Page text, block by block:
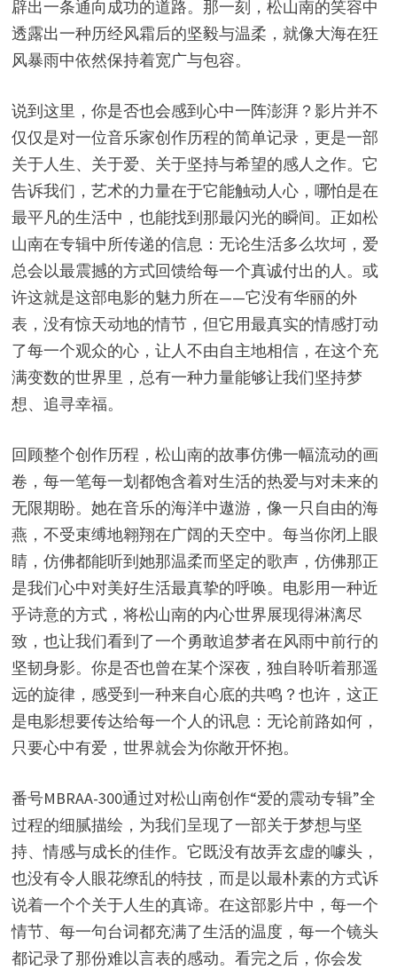
辟出一条通向成功的道路。那一刻，松山南的笑容中
透露出一种历经风霜后的坚毅与温柔，就像大海在狂
风暴雨中依然保持着宽广与包容。
说到这里，你是否也会感到心中一阵澎湃？影片并不
仅仅是对一位音乐家创作历程的简单记录，更是一部
关于人生、关于爱、关于坚持与希望的感人之作。它
告诉我们，艺术的力量在于它能触动人心，哪怕是在
最平凡的生活中，也能找到那最闪光的瞬间。正如松
山南在专辑中所传递的信息：无论生活多么坎坷，爱
总会以最震撼的方式回馈给每一个真诚付出的人。或
许这就是这部电影的魅力所在——它没有华丽的外
表，没有惊天动地的情节，但它用最真实的情感打动
了每一个观众的心，让人不由自主地相信，在这个充
满变数的世界里，总有一种力量能够让我们坚持梦
想、追寻幸福。
回顾整个创作历程，松山南的故事仿佛一幅流动的画
卷，每一笔每一划都饱含着对生活的热爱与对未来的
无限期盼。她在音乐的海洋中遨游，像一只自由的海
燕，不受束缚地翱翔在广阔的天空中。每当你闭上眼
睛，仿佛都能听到她那温柔而坚定的歌声，仿佛那正
是我们心中对美好生活最真挚的呼唤。电影用一种近
乎诗意的方式，将松山南的内心世界展现得淋漓尽
致，也让我们看到了一个勇敢追梦者在风雨中前行的
坚韧身影。你是否也曾在某个深夜，独自聆听着那遥
远的旋律，感受到一种来自心底的共鸣？也许，这正
是电影想要传达给每一个人的讯息：无论前路如何，
只要心中有爱，世界就会为你敞开怀抱。
番号MBRAA-300通过对松山南创作“爱的震动专辑”全
过程的细腻描绘，为我们呈现了一部关于梦想与坚
持、情感与成长的佳作。它既没有故弄玄虚的噱头，
也没有令人眼花缭乱的特技，而是以最朴素的方式诉
说着一个个关于人生的真谛。在这部影片中，每一个
情节、每一句台词都充满了生活的温度，每一个镜头
都记录了那份难以言表的感动。看完之后，你会发